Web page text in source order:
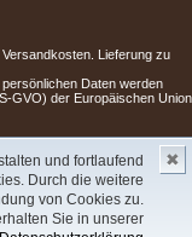
und fortlaufend
Durch die weitere
von Cookies zu.
Sie in unserer
✖
Lieferung zu
Daten werden
GVO) der Europäischen Union
стать обладателем